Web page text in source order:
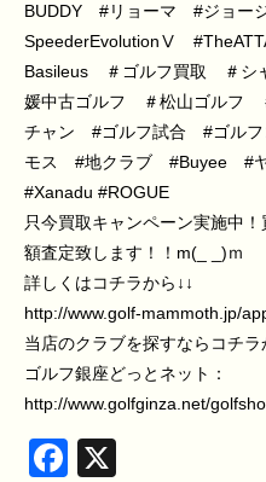
BUDDY
#リョーマ #ジョー
SpeederEvolutionⅤ
Basileus
＃ゴルフ買取 ＃シ
媛中古ゴルフ
＃松山ゴルフ
チャン
#ゴルフ試合 #ゴル
モス
#地クラブ #Buyee #
#Xanadu #ROGUE
只今買取キャンペーン実施中
額査定致します！！m(_ _)ｍ
詳しくはコチラから↓↓
http://www.golf-mammoth.jp/
当店のクラブを探すならコチラ
ゴルフ銀座どっとネット：
http://www.golfginza.net/
Facebook